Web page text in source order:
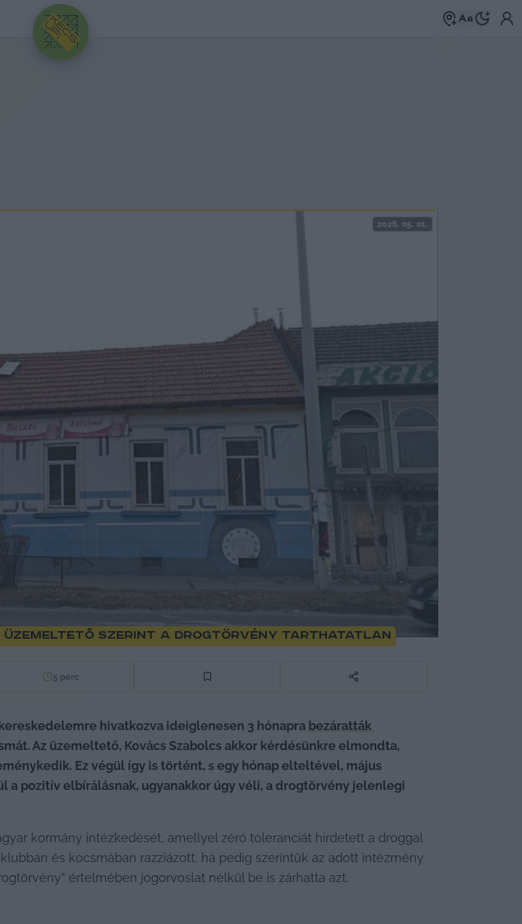
HIRDETÉS
2026. 05. 01.
üzemeltető szerint a drogtörvény tarthatatlan
5perc
hivatkozva ideiglenesen 3 hónapra bezáratták
Az üzemeltető, Kovács Szabolcs akkor kérdésünkre elmondta,
Ez végül így is történt, s egy hónap elteltével, május
a pozitív elbírálásnak, ugyanakkor úgy véli, a drogtörvény jelenlegi
kormány intézkedését, amellyel zéró toleranciát hirdetett a droggal
és kocsmában razziázott, ha pedig szerintük az adott intézmény
értelmében jogorvoslat nélkül be is zárhatta azt.